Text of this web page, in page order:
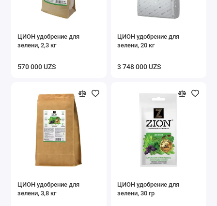
ЦИОН удобрение для
зелени, 2,3 кг
570 000 UZS
ЦИОН удобрение для
зелени, 20 кг
3 748 000 UZS
ЦИОН удобрение для
зелени, 3,8 кг
ЦИОН удобрение для
зелени, 30 гр